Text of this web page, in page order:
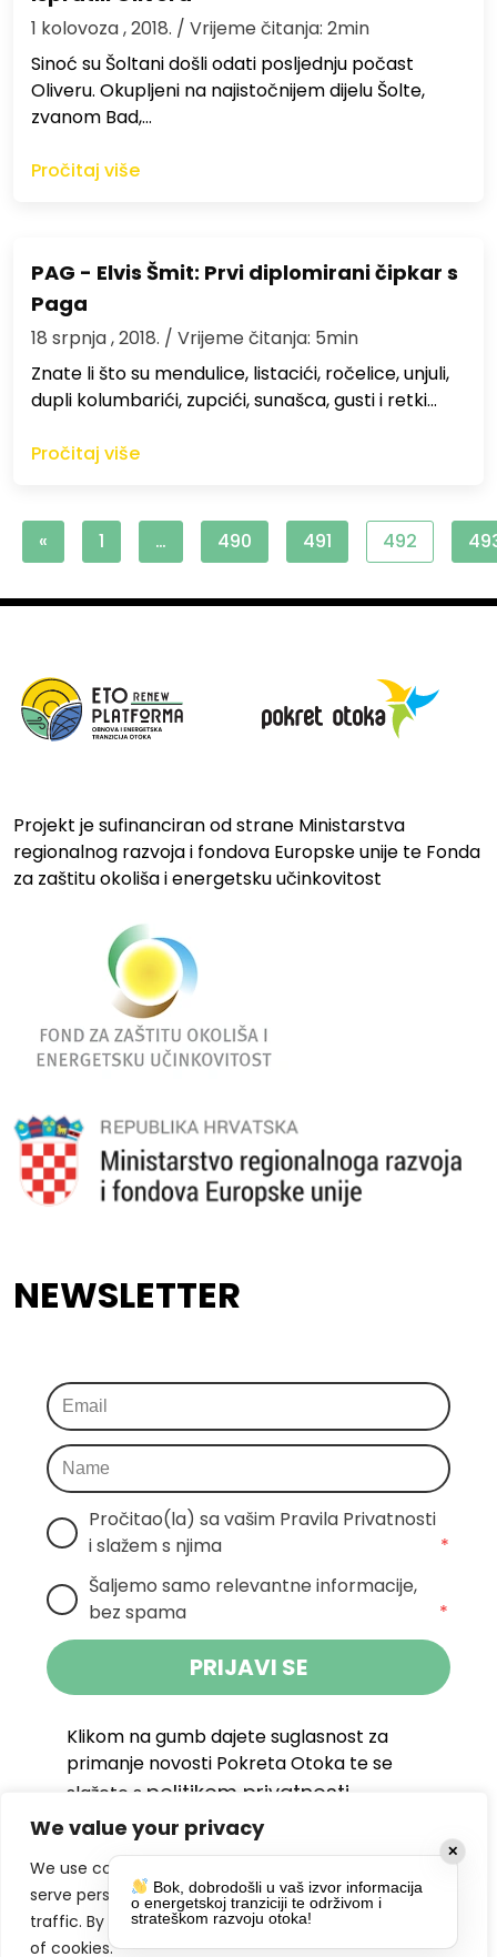
We value your privacy
We use cookies to enhance your browsing experience,
serve personalized ads or content, and analyze our
traffic. By clicking "Accept All", you consent to our use
of cookies.
1 kolovoza , 2018. / Vrijeme čitanja: 2min
Sinoć su Šoltani došli odati posljednju počast
Oliveru. Okupljeni na najistočnijem dijelu Šolte,
zvanom Bad,…
Pročitaj više
PAG - Elvis Šmit: Prvi diplomirani čipkar s
Paga
18 srpnja , 2018. / Vrijeme čitanja: 5min
Znate li što su mendulice, listacići, ročelice, unjuli,
dupli kolumbarići, zupcići, sunašca, gusti i retki…
Pročitaj više
« 1 … 490 491 492
Projekt je sufinanciran od strane Ministarstva
regionalnog razvoja i fondova Europske unije te Fonda
za zaštitu okoliša i energetsku učinkovitost
NEWSLETTER
Pročitao(la) sa vašim Pravila Privatnosti
i slažem s njima
*
Šaljemo samo relevantne informacije,
bez spama
*
PRIJAVI SE
Klikom na gumb dajete suglasnost za
primanje novosti Pokreta Otoka te se
slažete s politikom privatnosti.
DRUŠTVENE MREŽE ✕
Bok, dobrodošli u vaš izvor informacija
o energetskoj tranziciji te održivom i
strateškom razvoju otoka!